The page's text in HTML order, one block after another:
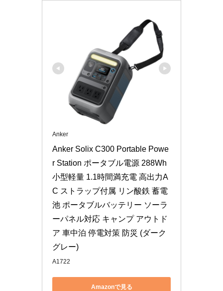
Anker
Anker Solix C300 Portable Powe
r Station ポータブル電源 288Wh
小型軽量 1.1時間満充電 高出力A
C ストラップ付属 リン酸鉄 蓄電
池 ポータブルバッテリー ソーラ
ーパネル対応 キャンプ アウトド
ア 車中泊 停電対策 防災 (ダーク
グレー)
A1722
Amazonで見る